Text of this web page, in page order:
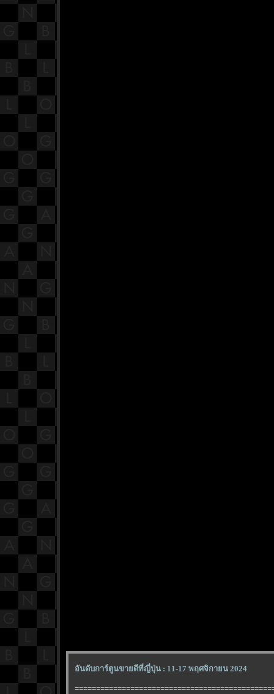
อันดับการ์ตูนขายดีที่ญี่ปุ่น : 11-17 พฤศจิกายน 2024